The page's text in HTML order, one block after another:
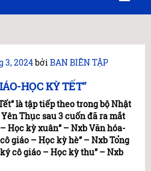
3, 2024bởiBAN BIÊN TẬP
HỌC KỲ TẾT”
là tập tiếp theo trong bộ Nhật
Thục sau 3 cuốn đã ra mắt
Học kỳ xuân” – Nxb Văn hóa-
giáo – Học kỳ hè” – Nxb Tổng
cô giáo – Học kỳ thu” – Nxb